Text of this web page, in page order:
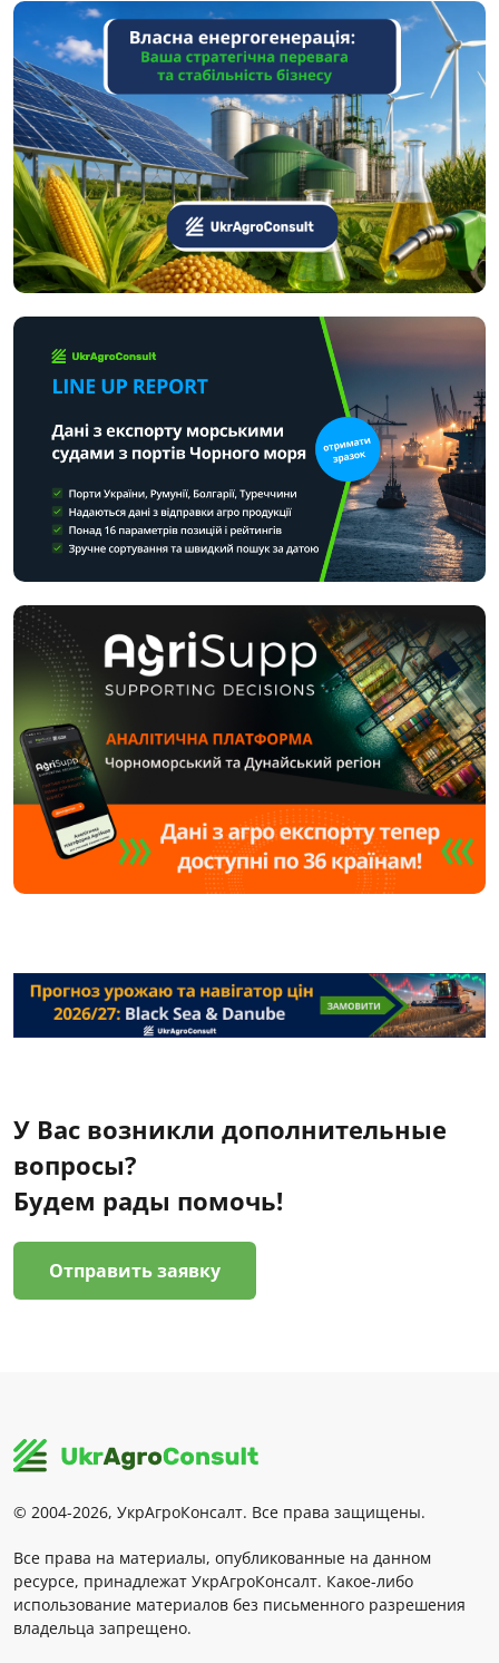
У Вас возникли дополнительные
вопросы?
Будем рады помочь!
Отправить заявку
© 2004-2026, УкрАгроКонсалт. Все права защищены.
Все права на материалы, опубликованные на данном
ресурсе, принадлежат УкрАгроКонсалт. Какое-либо
использование материалов без письменного разрешения
владельца запрещено.